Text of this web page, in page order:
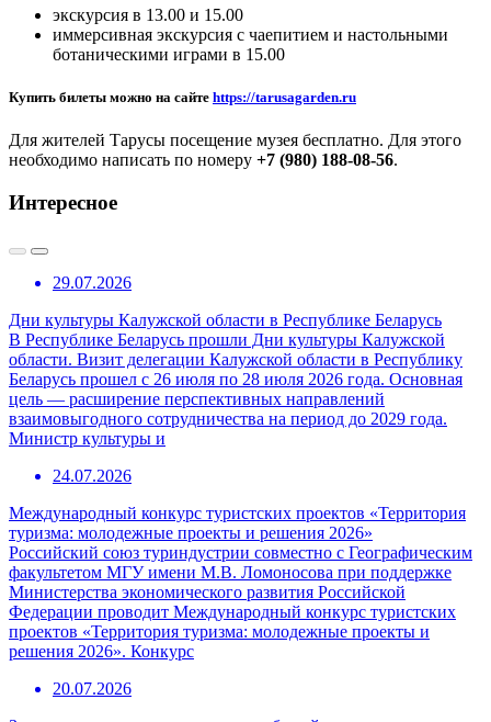
экскурсия в 13.00 и 15.00
иммерсивная экскурсия с чаепитием и настольными
ботаническими играми в 15.00
Купить билеты можно на сайте https://tarusagarden.ru
Для жителей Тарусы посещение музея бесплатно. Для этого
необходимо написать по номеру +7 (980) 188-08-56.
Интересное
29.07.2026
Дни культуры Калужской области в Республике Беларусь
В Республике Беларусь прошли Дни культуры Калужской
области. Визит делегации Калужской области в Республику
Беларусь прошел с 26 июля по 28 июля 2026 года. Основная
цель — расширение перспективных направлений
взаимовыгодного сотрудничества на период до 2029 года.
Министр культуры и
24.07.2026
Международный конкурс туристских проектов «Территория
туризма: молодежные проекты и решения 2026»
Российский союз туриндустрии совместно с Географическим
факультетом МГУ имени М.В. Ломоносова при поддержке
Министерства экономического развития Российской
Федерации проводит Международный конкурс туристских
проектов «Территория туризма: молодежные проекты и
решения 2026». Конкурс
20.07.2026